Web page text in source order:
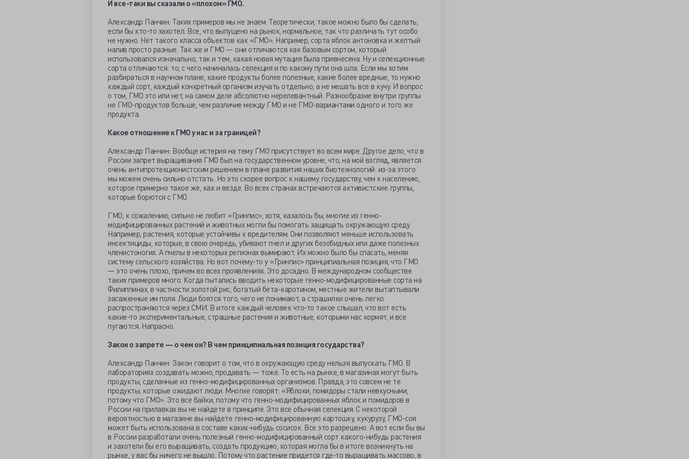
И все-таки вы сказали о «плохом» ГМО.
Александр Панчин: Таких примеров мы не знаем. Теоретически, такое можно было бы сделать,
если бы кто-то захотел. Все, что выпущено на рынок, нормальное, так что различать тут особо
не нужно. Нет такого класса объектов как «ГМО». Например, сорта яблок антоновка и желтый
налив просто разные. Так же и ГМО — они отличаются как базовым сортом, который
использовался изначально, так и тем, какая новая мутация была привнесена. Ну и селекционные
сорта отличаются: то, с чего начиналась селекция и по какому пути она шла. Если мы хотим
разбираться в научном плане, какие продукты более полезные, какие более вредные, то нужно
каждый сорт, каждый конкретный организм изучать отдельно, а не мешать все в кучу. И вопрос
о том, ГМО это или нет, на самом деле абсолютно нерелевантный. Разнообразие внутри группы
не ГМО-продуктов больше, чем различие между ГМО и не ГМО-вариантами одного и того же
продукта.
Какое отношение к ГМО у нас и за границей?
Александр Панчин: Вообще истерия на тему ГМО присутствует во всем мире. Другое дело, что в
России запрет выращивания ГМО был на государственном уровне, что, на мой взгляд, является
очень антипротекционистским решением в плане развития наших биотехнологий: из-за этого
мы можем очень сильно отстать. Но это скорее вопрос к нашему государству, чем к населению,
которое примерно такое же, как и везде. Во всех странах встречаются активистские группы,
которые борются с ГМО.
ГМО, к сожалению, сильно не любит «Гринпис», хотя, казалось бы, многие из генно-
модифицированных растений и животных могли бы помогать защищать окружающую среду.
Например, растения, которые устойчивы к вредителям. Они позволяют меньше использовать
инсектициды, которые, в свою очередь, убивают пчел и других безобидных или даже полезных
членистоногих. А пчелы в некоторых регионах вымирают. Их можно было бы спасать, меняя
систему сельского хозяйства. Но вот почему-то у «Гринпис» принципиальная позиция, что ГМО
— это очень плохо, причем во всех проявлениях. Это досадно. В международном сообществе
таких примеров много. Когда пытались вводить некоторые генно-модифицированные сорта на
Филиппинах, в частности золотой рис, богатый бета-каротином, местные жители вытаптывали
засаженные им поля. Люди боятся того, чего не понимают, а страшилки очень легко
распространяются через СМИ. В итоге каждый человек что-то такое слышал, что вот есть
какие-то экспериментальные, страшные растения и животные, которыми нас кормят, и все
пугаются. Напрасно.
Закон о запрете — о чем он? В чем принципиальная позиция государства?
Александр Панчин: Закон говорит о том, что в окружающую среду нельзя выпускать ГМО. В
лабораториях создавать можно, продавать — тоже. То есть на рынке, в магазинах могут быть
продукты, сделанные из генно-модифицированных организмов. Правда, это совсем не те
продукты, которые ожидают люди. Многие говорят: «Яблоки, помидоры стали невкусными,
потому что ГМО». Это все байки, потому что генно-модифицированных яблок и помидоров в
России на прилавках вы не найдете в принципе. Это все обычная селекция. С некоторой
вероятностью в магазине вы найдете генно-модифицированную картошку, кукурузу, ГМО-соя
может быть использована в составе каких-нибудь сосисок. Все это разрешено. А вот если бы вы
в России разработали очень полезный генно-модифицированный сорт какого-нибудь растения
и захотели бы его выращивать, создать продукцию, которая могла бы в итоге возникнуть на
рынке, у вас бы ничего не вышло. Потому что растение придется где-то выращивать массово, в